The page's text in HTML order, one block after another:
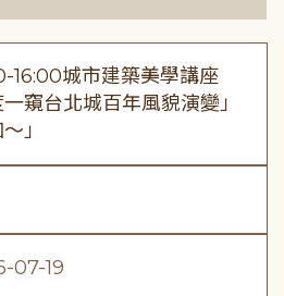
16:00城市建築美學講座
一窺台北城百年風貌演變」
」
07-19